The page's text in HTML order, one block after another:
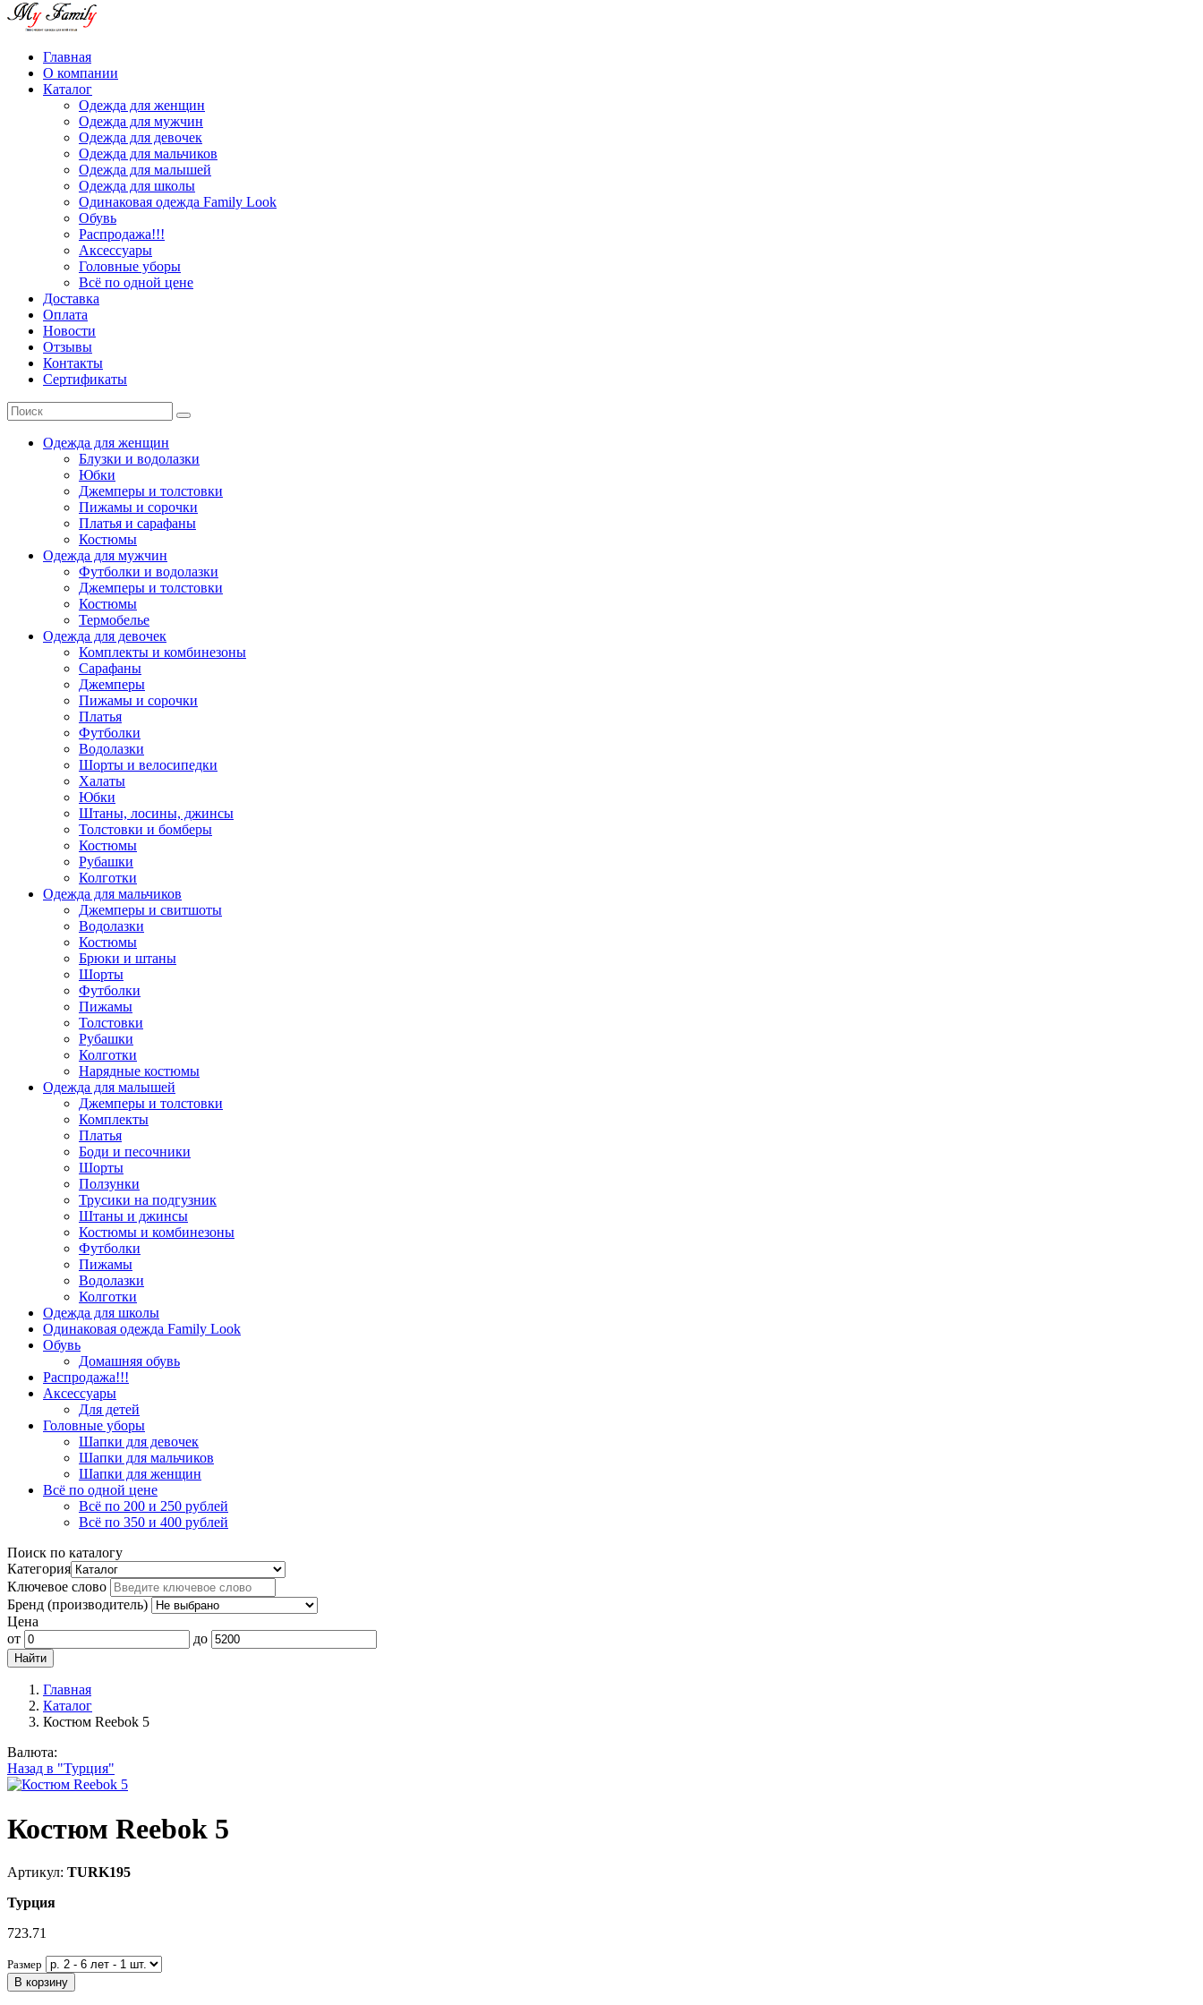
Главная
О компании
Каталог
Одежда для женщин
Одежда для мужчин
Одежда для девочек
Одежда для мальчиков
Одежда для малышей
Одежда для школы
Одинаковая одежда Family Look
Обувь
Распродажа!!!
Аксессуары
Головные уборы
Всё по одной цене
Доставка
Оплата
Новости
Отзывы
Контакты
Сертификаты
Одежда для женщин
Блузки и водолазки
Юбки
Джемперы и толстовки
Пижамы и сорочки
Платья и сарафаны
Костюмы
Одежда для мужчин
Футболки и водолазки
Джемперы и толстовки
Костюмы
Термобелье
Одежда для девочек
Комплекты и комбинезоны
Сарафаны
Джемперы
Пижамы и сорочки
Платья
Футболки
Водолазки
Шорты и велосипедки
Халаты
Юбки
Штаны, лосины, джинсы
Толстовки и бомберы
Костюмы
Рубашки
Колготки
Одежда для мальчиков
Джемперы и свитшоты
Водолазки
Костюмы
Брюки и штаны
Шорты
Футболки
Пижамы
Толстовки
Рубашки
Колготки
Нарядные костюмы
Одежда для малышей
Джемперы и толстовки
Комплекты
Платья
Боди и песочники
Шорты
Ползунки
Трусики на подгузник
Штаны и джинсы
Костюмы и комбинезоны
Футболки
Пижамы
Водолазки
Колготки
Одежда для школы
Одинаковая одежда Family Look
Обувь
Домашняя обувь
Распродажа!!!
Аксессуары
Для детей
Головные уборы
Шапки для девочек
Шапки для мальчиков
Шапки для женщин
Всё по одной цене
Всё по 200 и 250 рублей
Всё по 350 и 400 рублей
Поиск по каталогу
Категория
Ключевое слово
Бренд (производитель)
Цена
от
до
Главная
Каталог
Костюм Reebok 5
Валюта:
Назад в "Турция"
Костюм Reebok 5
Артикул: TURK195
Турция
723.71
Размер
В корзину